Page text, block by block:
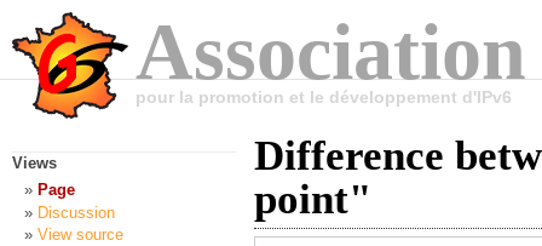
pour la promotion et le développement d'IPv6
Difference
point"
Views
Page
Discussion
View source